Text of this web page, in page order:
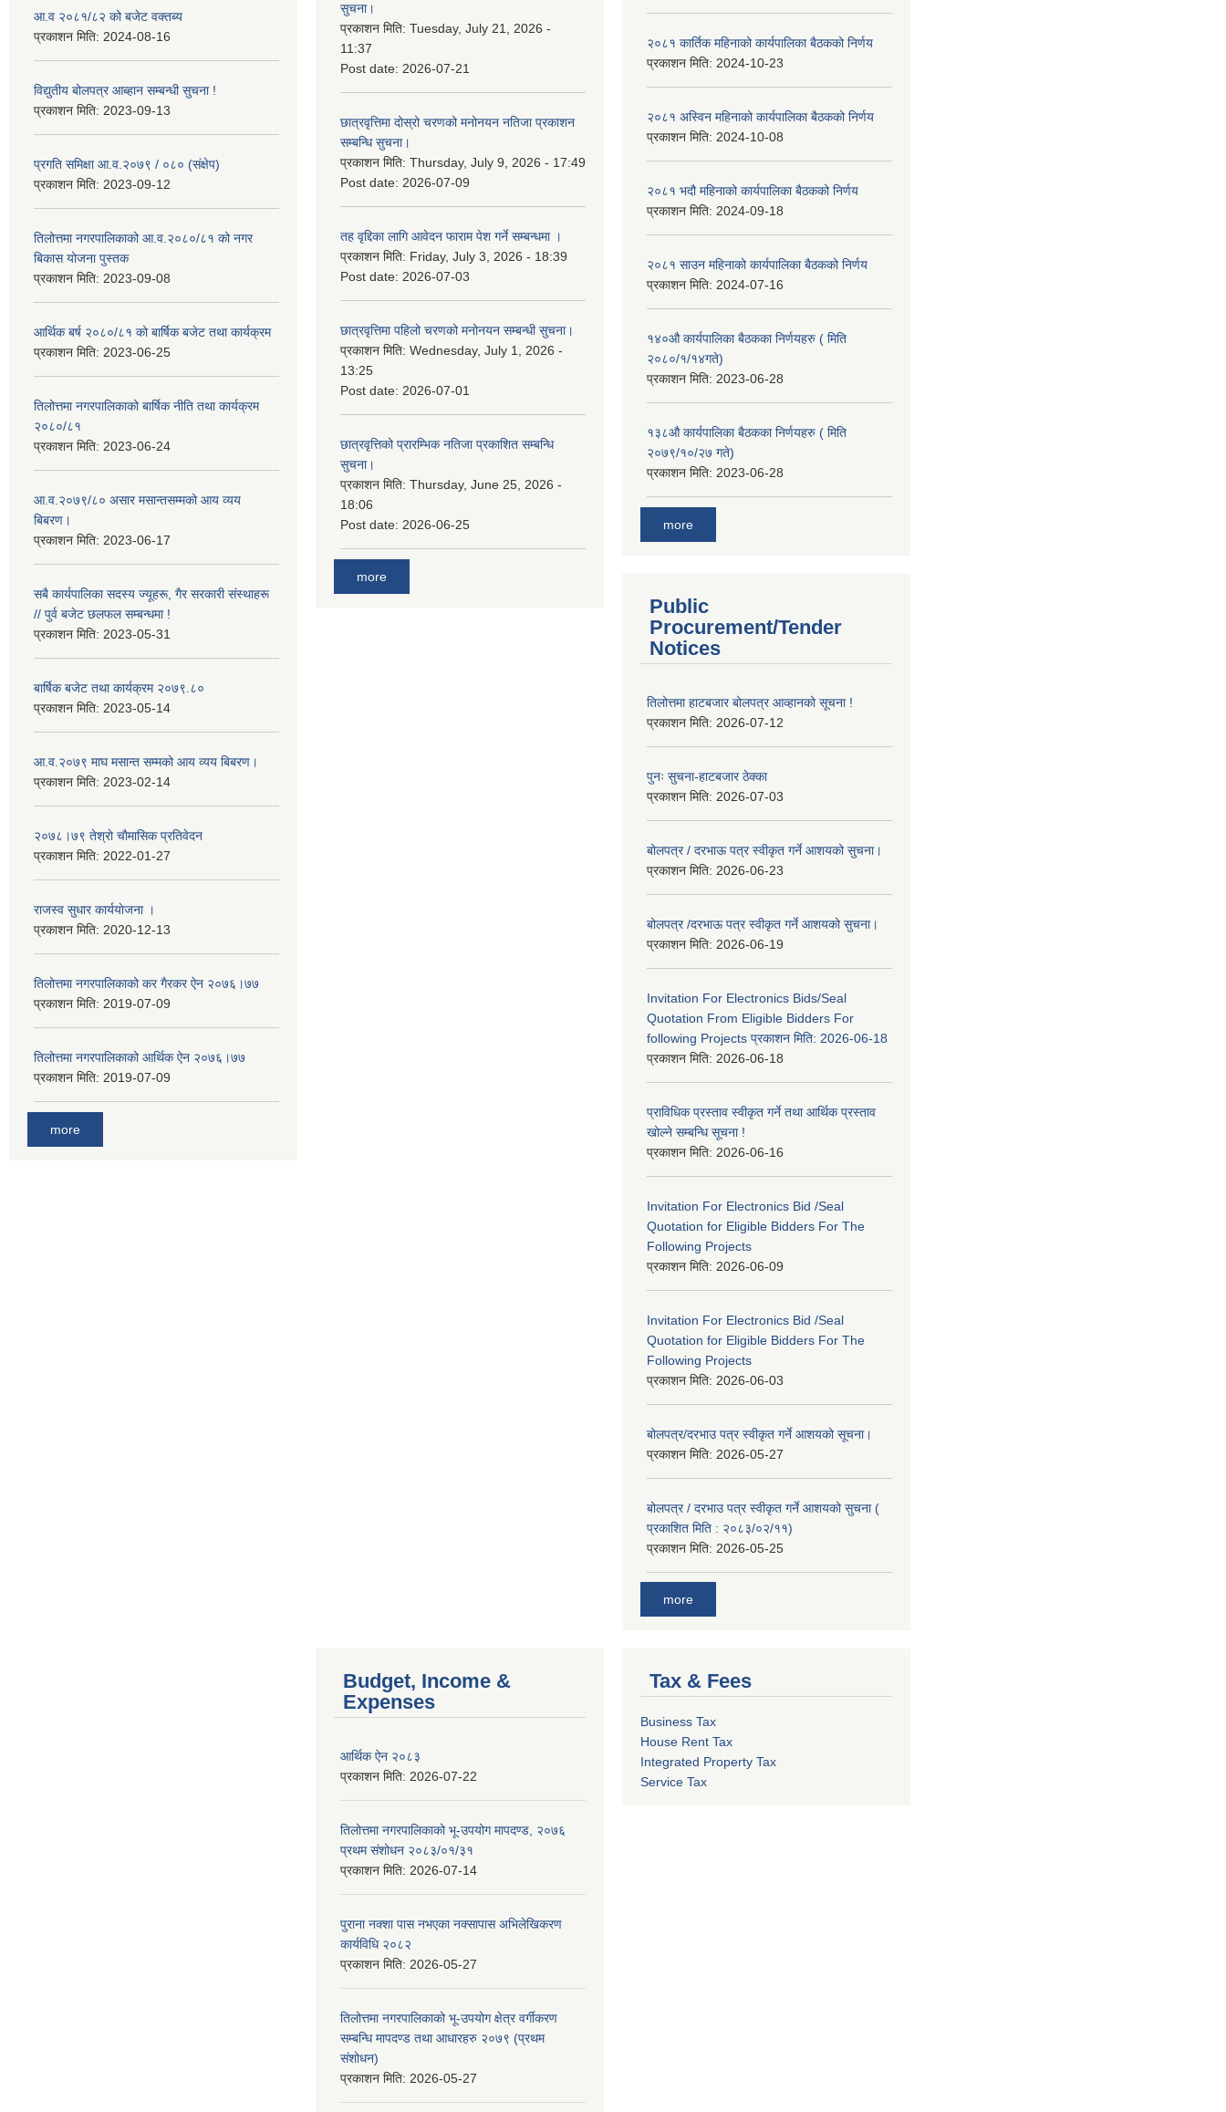
आ.व २०८१/८२ को बजेट वक्तब्य
प्रकाशन मिति: 2024-08-16
विद्युतीय बोलपत्र आब्हान सम्बन्धी सुचना !
प्रकाशन मिति: 2023-09-13
प्रगति समिक्षा आ.व.२०७९ / ०८० (संक्षेप)
प्रकाशन मिति: 2023-09-12
तिलोत्तमा नगरपालिकाको आ.व.२०८०/८१ को नगर
बिकास योजना पुस्तक
प्रकाशन मिति: 2023-09-08
आर्थिक बर्ष २०८०/८१ को बार्षिक बजेट तथा कार्यक्रम
प्रकाशन मिति: 2023-06-25
तिलोत्तमा नगरपालिकाको बार्षिक नीति तथा कार्यक्रम
२०८०/८१
प्रकाशन मिति: 2023-06-24
आ.व.२०७९/८० असार मसान्तसम्मको आय व्यय
बिबरण।
प्रकाशन मिति: 2023-06-17
सबै कार्यपालिका सदस्य ज्यूहरू, गैर सरकारी संस्थाहरू
// पुर्व बजेट छलफल सम्बन्धमा !
प्रकाशन मिति: 2023-05-31
बार्षिक बजेट तथा कार्यक्रम २०७९.८०
प्रकाशन मिति: 2023-05-14
आ.व.२०७९ माघ मसान्त सम्मको आय व्यय बिबरण।
प्रकाशन मिति: 2023-02-14
२०७८।७९ तेश्राे चाैमासिक प्रतिवेदन
प्रकाशन मिति: 2022-01-27
राजस्व सुधार कार्ययाेजना ।
प्रकाशन मिति: 2020-12-13
तिलोत्तमा नगरपालिकाको कर गैरकर ऐन २०७६।७७
प्रकाशन मिति: 2019-07-09
तिलोत्तमा नगरपालिकाको आर्थिक ऐन २०७६।७७
प्रकाशन मिति: 2019-07-09
more
सुचना।
प्रकाशन मिति: Tuesday, July 21, 2026 -
11:37
Post date: 2026-07-21
छात्रवृत्तिमा दोस्रो चरणको मनोनयन नतिजा प्रकाशन
सम्बन्धि सुचना।
प्रकाशन मिति: Thursday, July 9, 2026 - 17:49
Post date: 2026-07-09
तह वृद्दिका लागि आवेदन फाराम पेश गर्ने सम्बन्धमा ।
प्रकाशन मिति: Friday, July 3, 2026 - 18:39
Post date: 2026-07-03
छात्रवृत्तिमा पहिलो चरणको मनोनयन सम्बन्धी सुचना।
प्रकाशन मिति: Wednesday, July 1, 2026 -
13:25
Post date: 2026-07-01
छात्रवृत्तिको प्रारम्भिक नतिजा प्रकाशित सम्बन्धि
सुचना।
प्रकाशन मिति: Thursday, June 25, 2026 -
18:06
Post date: 2026-06-25
more
२०८१ कार्तिक महिनाको कार्यपालिका बैठकको निर्णय
प्रकाशन मिति: 2024-10-23
२०८१ अस्विन महिनाको कार्यपालिका बैठकको निर्णय
प्रकाशन मिति: 2024-10-08
२०८१ भदौ महिनाको कार्यपालिका बैठकको निर्णय
प्रकाशन मिति: 2024-09-18
२०८१ साउन महिनाको कार्यपालिका बैठकको निर्णय
प्रकाशन मिति: 2024-07-16
१४०औ कार्यपालिका बैठकका निर्णयहरु ( मिति
२०८०/१/१४गते)
प्रकाशन मिति: 2023-06-28
१३८औ कार्यपालिका बैठकका निर्णयहरु ( मिति
२०७९/१०/२७ गते)
प्रकाशन मिति: 2023-06-28
more
Public
Procurement/Tender
Notices
तिलोत्तमा हाटबजार बोलपत्र आव्हानको सूचना !
प्रकाशन मिति: 2026-07-12
पुनः सुचना-हाटबजार ठेक्का
प्रकाशन मिति: 2026-07-03
बोलपत्र / दरभाऊ पत्र स्वीकृत गर्ने आशयको सुचना।
प्रकाशन मिति: 2026-06-23
बोलपत्र /दरभाऊ पत्र स्वीकृत गर्ने आशयको सुचना।
प्रकाशन मिति: 2026-06-19
Invitation For Electronics Bids/Seal
Quotation From Eligible Bidders For
following Projects प्रकाशन मिति: 2026-06-18
प्रकाशन मिति: 2026-06-18
प्राविधिक प्रस्ताव स्वीकृत गर्ने तथा आर्थिक प्रस्ताव
खोल्ने सम्बन्धि सूचना !
प्रकाशन मिति: 2026-06-16
Invitation For Electronics Bid /Seal
Quotation for Eligible Bidders For The
Following Projects
प्रकाशन मिति: 2026-06-09
Invitation For Electronics Bid /Seal
Quotation for Eligible Bidders For The
Following Projects
प्रकाशन मिति: 2026-06-03
बोलपत्र/दरभाउ पत्र स्वीकृत गर्ने आशयको सूचना।
प्रकाशन मिति: 2026-05-27
बोलपत्र / दरभाउ पत्र स्वीकृत गर्ने आशयको सुचना (
प्रकाशित मिति : २०८३/०२/११)
प्रकाशन मिति: 2026-05-25
more
Budget, Income &
Expenses
आर्थिक ऐन २०८३
प्रकाशन मिति: 2026-07-22
तिलोत्तमा नगरपालिकाको भू-उपयोग मापदण्ड, २०७६
प्रथम संशोधन २०८३/०१/३१
प्रकाशन मिति: 2026-07-14
पुराना नक्शा पास नभएका नक्सापास अभिलेखिकरण
कार्यविधि २०८२
प्रकाशन मिति: 2026-05-27
तिलोत्तमा नगरपालिकाको भू-उपयोग क्षेत्र वर्गीकरण
सम्बन्धि मापदण्ड तथा आधारहरु २०७९ (प्रथम
संशोधन)
प्रकाशन मिति: 2026-05-27
Tax & Fees
Business Tax
House Rent Tax
Integrated Property Tax
Service Tax